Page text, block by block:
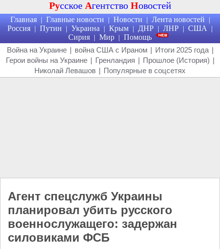
Русское Агентство Новостей
Главная | Главные новости | Новости | Лента новостей |
Россия | Путин | Украина | Крым | ДНР | ЛНР | США |
Сирия | Мир | Помощь
Война на Украине | война США с Ираном | Итоги 2025 года |
Герои войны на Украине | Гренландия | Прошлое (История) |
Николай Левашов | Популярные в соцсетях
Агент спецслужб Украины
планировал убить русского
военнослужащего: задержан
силовиками ФСБ